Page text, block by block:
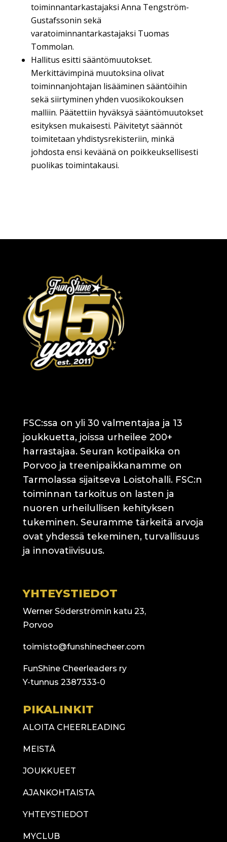
toiminnantarkastajaksi Anna Tengström-
Gustafssonin sekä
varatoiminnantarkastajaksi Tuomas
Tommolan.
Hallitus esitti sääntömuutokset.
Merkittävimpinä muutoksina olivat
toiminnanjohtajan lisääminen sääntöihin
sekä siirtyminen yhden vuosikokouksen
malliin. Päätettiin hyväksyä sääntömuutokset
esityksen mukaisesti. Päivitetyt säännöt
toimitetaan yhdistysrekisteriin, minkä
johdosta ensi keväänä on poikkeuksellisesti
puolikas toimintakausi.
FSC:ssa on yli 30 valmentajaa ja 13
joukkuetta, joissa urheilee 200+
harrastajaa. Seuran kotipaikka on
Porvoo ja treenipaikkanamme on
Tarmolassa sijaitseva Loistohalli. FSC:n
toiminnan tarkoitus on lasten ja
nuoren urheilullisen kehityksen
tukeminen. Seuramme tärkeitä arvoja
ovat yhdessä tekeminen, turvallisuus
ja innovatiivisuus.
YHTEYSTIEDOT
Werner Söderströmin katu 23,
Porvoo
toimisto@funshinecheer.com
FunShine Cheerleaders ry
Y-tunnus 2387333-0
PIKALINKIT
ALOITA CHEERLEADING
MEISTÄ
JOUKKUEET
AJANKOHTAISTA
YHTEYSTIEDOT
MYCLUB